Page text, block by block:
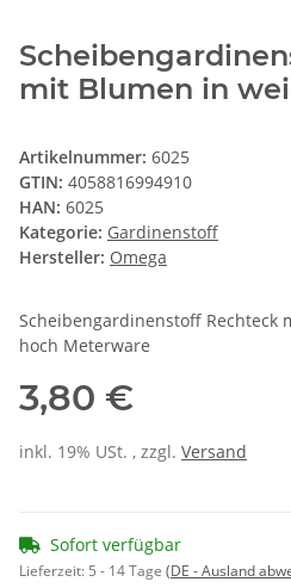
mit Blumen in
Artikelnummer: 6025
GTIN: 4058816994910
HAN: 6025
Kategorie: Gardinenstoff
Hersteller: Omega
Scheibengardinenstoff Rechteck
hoch Meterware
3,80 €
inkl. 19% USt. , zzgl. Versand
Sofort verfügbar
Lieferzeit: 5 - 14 Tage (DE - Ausland